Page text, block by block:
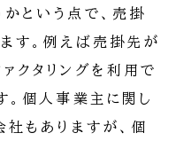
という点で、売掛
す。例えば売掛先が
クタリングを利用で
。個人事業主に関し
社もありますが、個